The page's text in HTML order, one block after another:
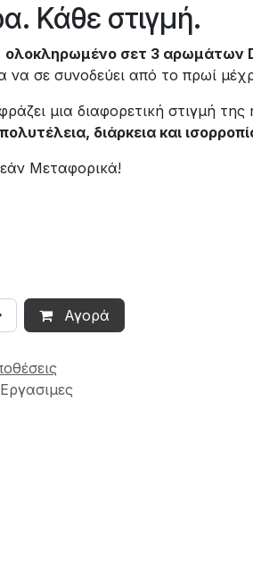
Κάθε στιγμή.
ολοκληρωμένο σετ 3 αρωμάτων
να σε συνοδεύει από το πρωί
μια διαφορετική στιγμή της
πολυτέλεια, διάρκεια και
Μεταφορικά!
Αγορά